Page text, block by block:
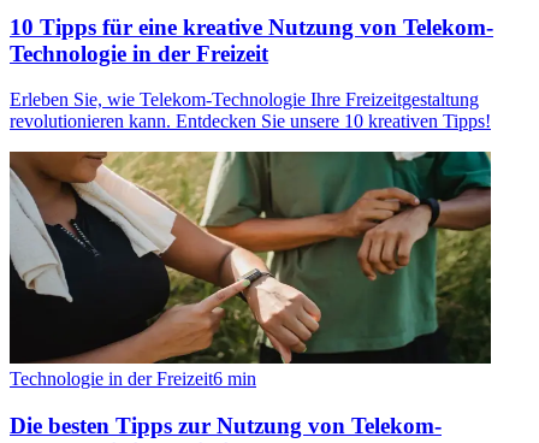
10 Tipps für eine kreative Nutzung von Telekom-
Technologie in der Freizeit
Erleben Sie, wie Telekom-Technologie Ihre Freizeitgestaltung
revolutionieren kann. Entdecken Sie unsere 10 kreativen Tipps!
Technologie in der Freizeit6 min
Die besten Tipps zur Nutzung von Telekom-